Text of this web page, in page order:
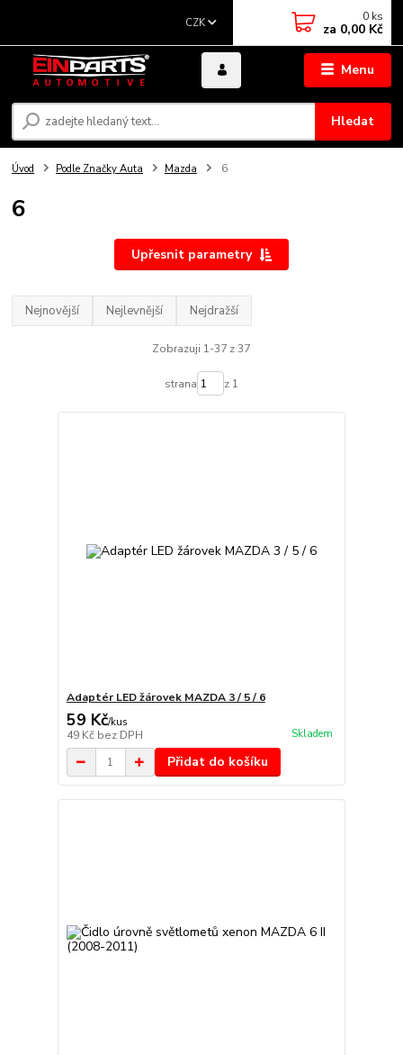
Menu
CZK
Hledat
0 ks
za 0,00 Kč
Úvod Podle Značky Auta Mazda 6
6
Upřesnit parametry
Nejnovější Nejlevnější Nejdražší
Zobrazuji 1-37 z 37
strana z 1
Adaptér LED žárovek MAZDA 3 / 5 / 6
59 Kč/kus
49 Kč bez DPH Skladem
Přidat do košíku